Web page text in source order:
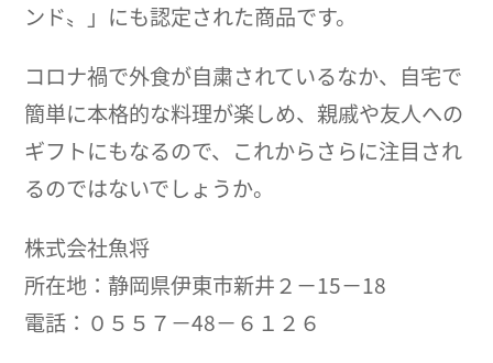
ンド〟」にも認定された商品です。
コロナ禍で外食が自粛されているなか、自宅で
簡単に本格的な料理が楽しめ、親戚や友人への
ギフトにもなるので、これからさらに注目され
るのではないでしょうか。
株式会社魚将
所在地：静岡県伊東市新井２－15－18
電話：０５５７－48－６１２６